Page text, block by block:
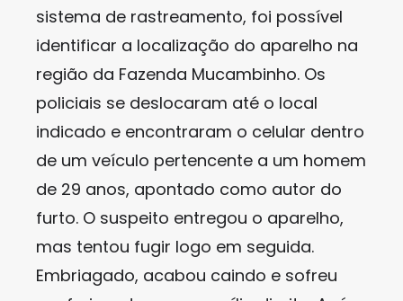
sistema de rastreamento, foi possível
identificar a localização do aparelho na
região da Fazenda Mucambinho. Os
policiais se deslocaram até o local
indicado e encontraram o celular dentro
de um veículo pertencente a um homem
de 29 anos, apontado como autor do
furto. O suspeito entregou o aparelho,
mas tentou fugir logo em seguida.
Embriagado, acabou caindo e sofreu